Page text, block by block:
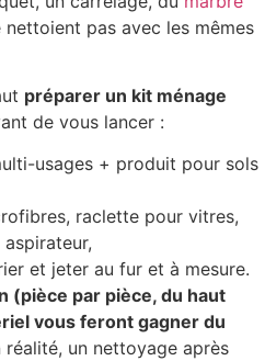
pas avec les mêmes
préparer un kit ménage
de vous lancer :
usages + produit pour sols
raclette pour vitres,
et jeter au fur et à mesure.
(pièce par pièce, du haut
vous feront gagner du
réalité, un nettoyage après